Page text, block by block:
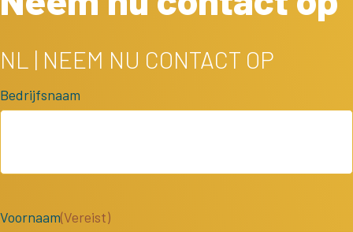
NL | NEEM NU CONTACT OP
Bedrijfsnaam
Voornaam(Vereist)